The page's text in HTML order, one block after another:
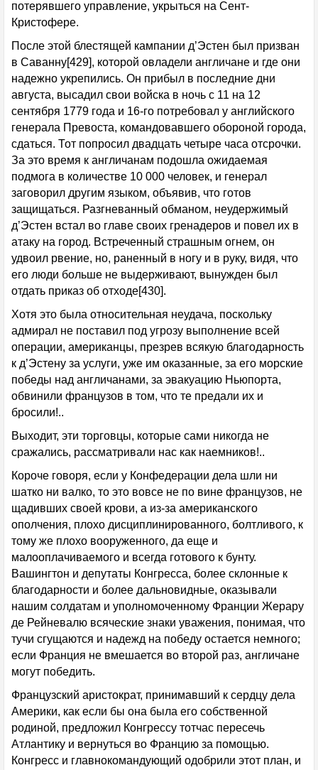
потерявшего управление, укрыться на Сент-
Кристофере.
После этой блестящей кампании д’Эстен был призван
в Саванну[429], которой овладели англичане и где они
надежно укрепились. Он прибыл в последние дни
августа, высадил свои войска в ночь с 11 на 12
сентября 1779 года и 16-го потребовал у английского
генерала Превоста, командовавшего обороной города,
сдаться. Тот попросил двадцать четыре часа отсрочки.
За это время к англичанам подошла ожидаемая
подмога в количестве 10 000 человек, и генерал
заговорил другим языком, объявив, что готов
защищаться. Разгневанный обманом, неудержимый
д’Эстен встал во главе своих гренадеров и повел их в
атаку на город. Встреченный страшным огнем, он
удвоил рвение, но, раненный в ногу и в руку, видя, что
его люди больше не выдерживают, вынужден был
отдать приказ об отходе[430].
Хотя это была относительная неудача, поскольку
адмирал не поставил под угрозу выполнение всей
операции, американцы, презрев всякую благодарность
к д’Эстену за услуги, уже им оказанные, за его морские
победы над англичанами, за эвакуацию Ньюпорта,
обвинили французов в том, что те предали их и
бросили!..
Выходит, эти торговцы, которые сами никогда не
сражались, рассматривали нас как наемников!..
Короче говоря, если у Конфедерации дела шли ни
шатко ни валко, то это вовсе не по вине французов, не
щадивших своей крови, а из-за американского
ополчения, плохо дисциплинированного, болтливого, к
тому же плохо вооруженного, да еще и
малооплачиваемого и всегда готового к бунту.
Вашингтон и депутаты Конгресса, более склонные к
благодарности и более дальновидные, оказывали
нашим солдатам и уполномоченному Франции Жерару
де Рейневалю всяческие знаки уважения, понимая, что
тучи сгущаются и надежд на победу остается немного;
если Франция не вмешается во второй раз, англичане
могут победить.
Французский аристократ, принимавший к сердцу дела
Америки, как если бы она была его собственной
родиной, предложил Конгрессу тотчас пересечь
Атлантику и вернуться во Францию за помощью.
Конгресс и главнокомандующий одобрили этот план, и